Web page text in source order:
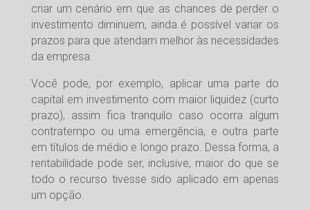
criar um cenário em que as chances de perder o
investimento diminuem, ainda é possível variar os
prazos para que atendam melhor às necessidades
da empresa.
Você pode, por exemplo, aplicar uma parte do
capital em investimento com maior liquidez (curto
prazo), assim fica tranquilo caso ocorra algum
contratempo ou uma emergência, e outra parte
em títulos de médio e longo prazo. Dessa forma, a
rentabilidade pode ser, inclusive, maior do que se
todo o recurso tivesse sido aplicado em apenas
um opção.